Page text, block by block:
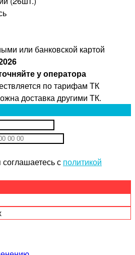
или банковской картой
у оператора
по тарифам ТК
доставка другими ТК.
с политикой